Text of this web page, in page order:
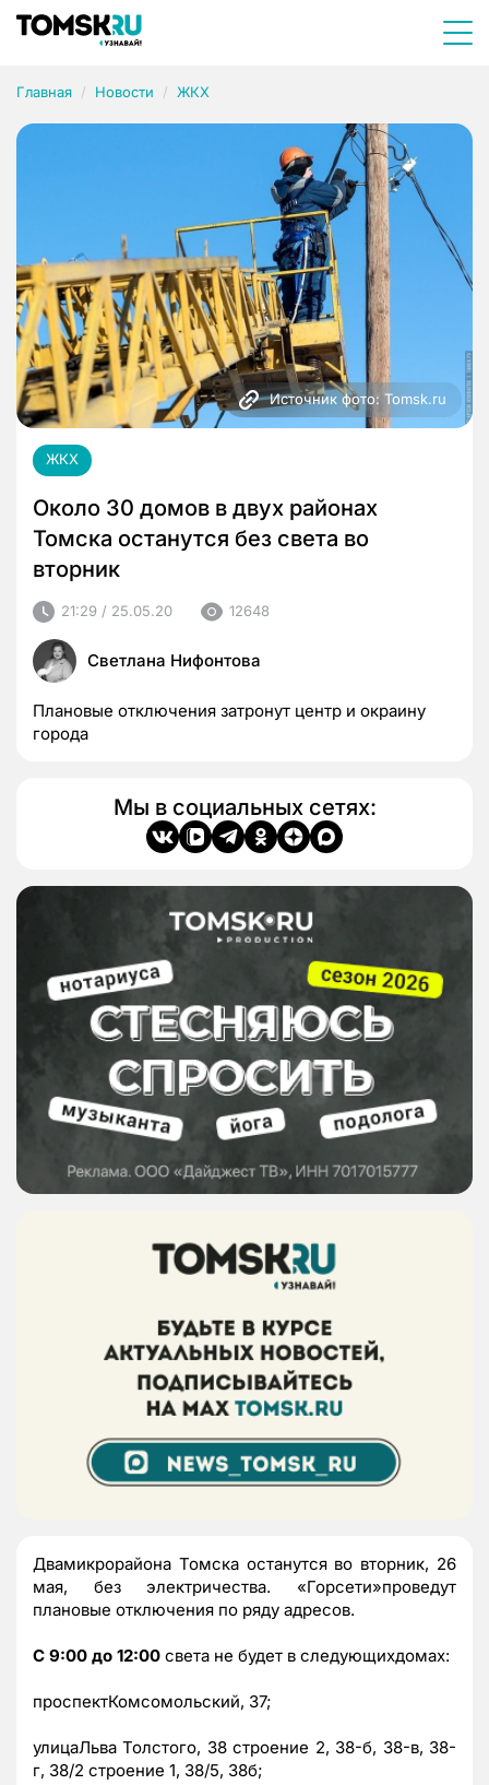
Главная Новости ЖКХ
Источник фото: Tomsk.ru
ЖКХ
Около 30 домов в двух районах
Томска останутся без света во
вторник
21:29 / 25.05.20 12648
Светлана Нифонтова
Плановые отключения затронут центр и окраину
города
Мы в социальных сетях:
Двамикрорайона Томска останутся во вторник, 26
мая, без электричества. «Горсети»проведут
плановые отключения по ряду адресов.
С 9:00 до 12:00 света не будет в следующихдомах:
проспектКомсомольский, 37;
улицаЛьва Толстого, 38 строение 2, 38-б, 38-в, 38-
г, 38/2 строение 1, 38/5, 38б;